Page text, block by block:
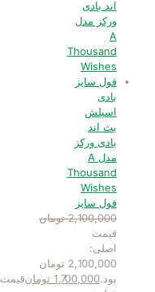
بادی
اسپلش
بث اند
بادی ورکز
مدل A
Thousand
Wishes
فول سایز
2,100,000 تومان
قیمت
اصلی:
2,100,000 تومان
بود.1,700,000 تومانقیمت